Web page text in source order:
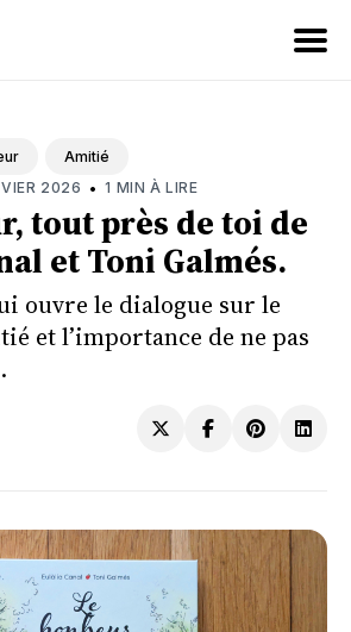
Amitié
2026 • 1 MIN À LIRE
tout près de toi de
et Toni Galmés.
ouvre le dialogue sur le
et l’importance de ne pas